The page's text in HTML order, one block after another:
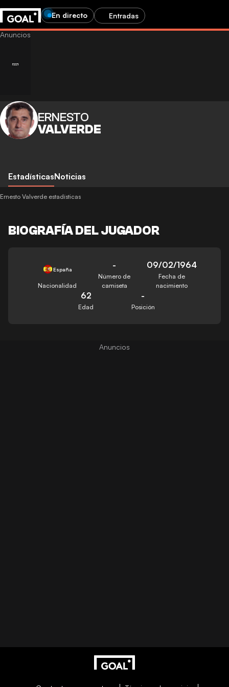
En directo Entradas
ERNESTO
VALVERDE
EstadísticasNoticias
Ernesto Valverde estadísticas
BIOGRAFÍA DEL JUGADOR
España
Nacionalidad
-
Número de
camiseta
09/02/1964
Fecha de
nacimiento
62
Edad
-
Posición